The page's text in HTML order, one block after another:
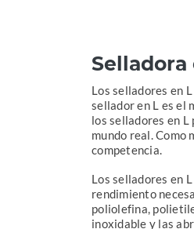
Selladora
Los selladores en
sellador en L es el
los selladores en
mundo real. Como
competencia.
Los selladores en
rendimiento
poliolefina,
inoxidable y las